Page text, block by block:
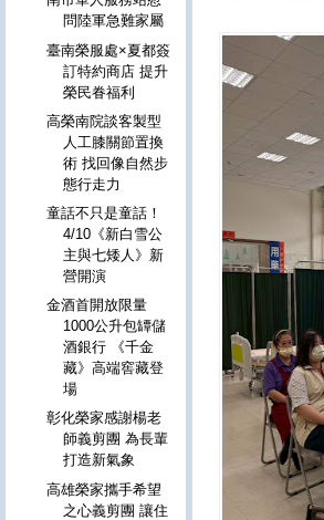
問陸軍急難家屬
臺南榮服處×夏都簽
訂特約商店 提升
榮民眷福利
高榮南院談客製型
人工膝關節置換
術 找回像自然步
態行走力
童話不只是童話！
4/10《新白雪公
主與七矮人》新
營開演
金酒首開放限量
1000公升包罈儲
酒銀行 《千金
藏》高端窖藏登
場
彰化榮家感謝楊老
師義剪團 為長輩
打造新氣象
高雄榮家攜手希望
之心義剪團 讓住